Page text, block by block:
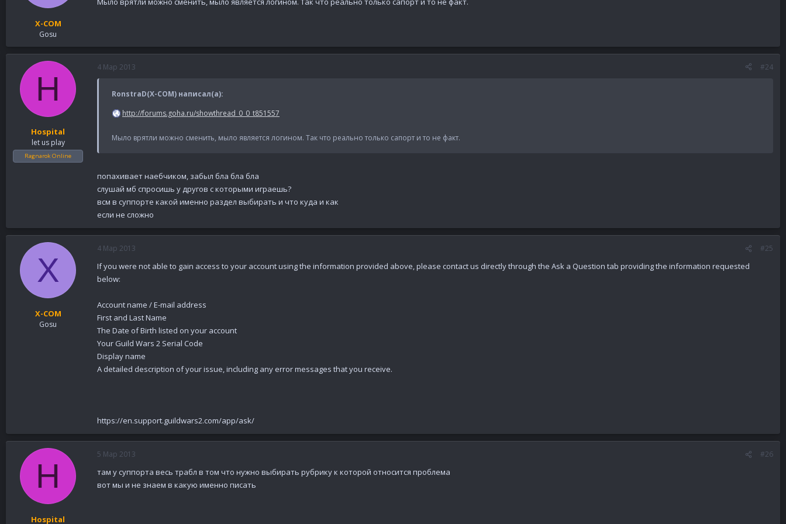
X-COM
Gosu
H
Hospital
let us play
Ragnarok Online
4 Мар 2013 #24
RonstraD(X-COM) написал(а):
http://forums.goha.ru/showthread_0_0_t851557
Мыло врятли можно сменить, мыло является логином. Так что реально только сапорт и то не факт.
попахивает наебчиком, забыл бла бла бла
слушай мб спросишь у другов с которыми играешь?
всм в суппорте какой именно раздел выбирать и что куда и как
если не сложно
X
X-COM
Gosu
4 Мар 2013 #25
If you were not able to gain access to your account using the information provided above, please contact us directly through the Ask a Question tab providing the information requested
below:
Account name / E-mail address
First and Last Name
The Date of Birth listed on your account
Your Guild Wars 2 Serial Code
Display name
A detailed description of your issue, including any error messages that you receive.
https://en.support.guildwars2.com/app/ask/
H
Hospital
5 Мар 2013 #26
там у суппорта весь трабл в том что нужно выбирать рубрику к которой относится проблема
вот мы и не знаем в какую именно писать